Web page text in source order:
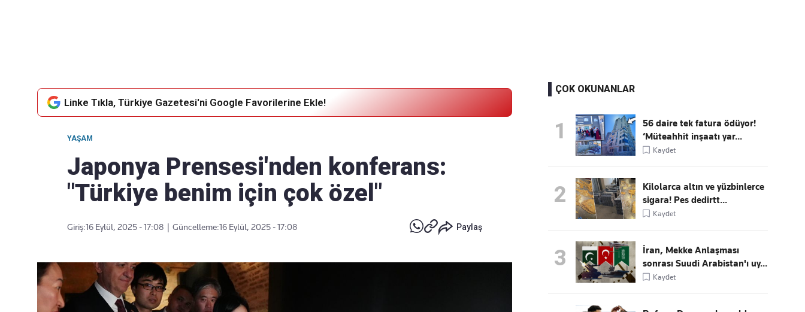
Linke Tıkla, Türkiye Gazetesi'ni Google Favorilerine Ekle!
YAŞAM
Japonya Prensesi'nden konferans:
"Türkiye benim için çok özel"
Giriş:16 Eylül, 2025 - 17:08 Güncelleme:16 Eylül, 2025 - 17:08 Paylaş
ÇOK OKUNANLAR
1
56 daire tek fatura ödüyor!
‘Müteahhit inşaatı yar...
Kaydet
2
Kilolarca altın ve yüzbinlerce
sigara! Pes dedirtt...
Kaydet
3
İran, Mekke Anlaşması
sonrası Suudi Arabistan'ı uy...
Kaydet